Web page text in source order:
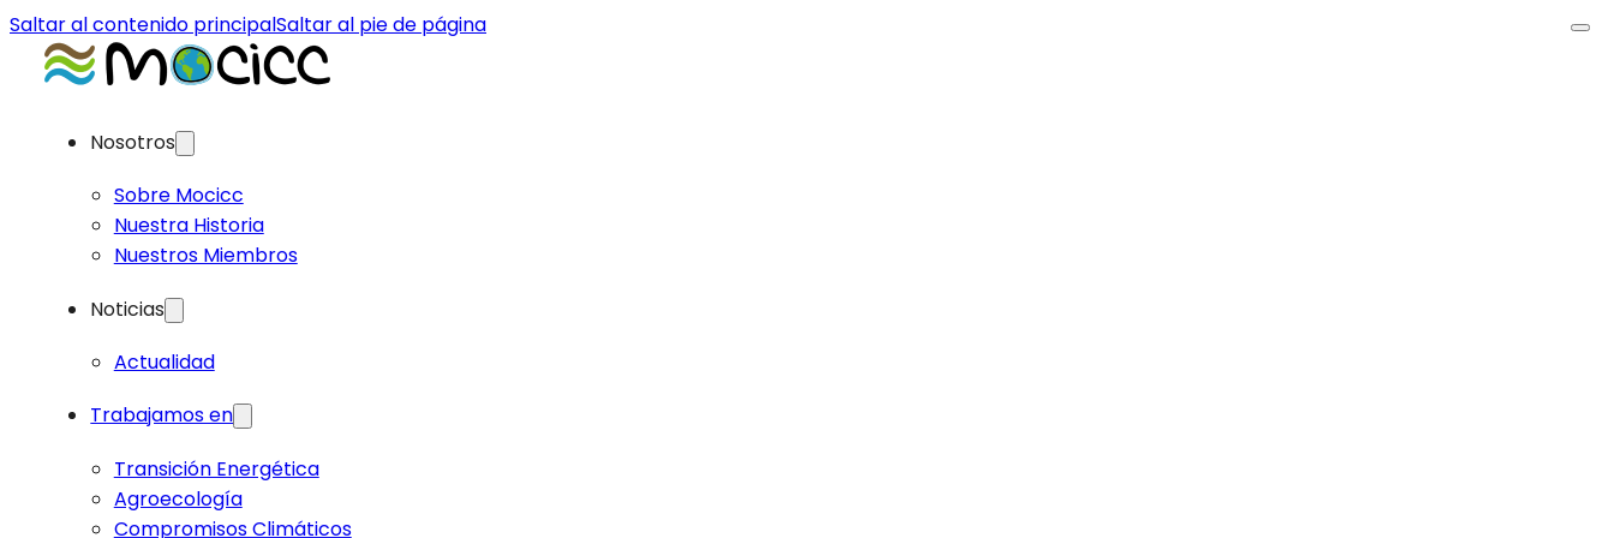
Saltar al contenido principalSaltar al pie de página
Nosotros
Sobre Mocicc
Nuestra Historia
Nuestros Miembros
Noticias
Actualidad
Trabajamos en
Transición Energética
Agroecología
Compromisos Climáticos